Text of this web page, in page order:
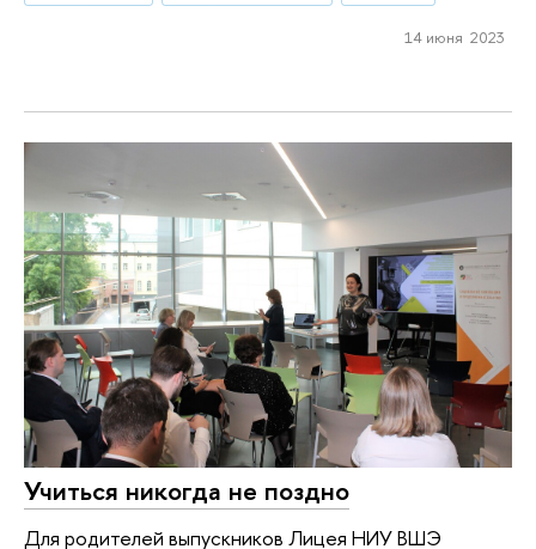
14 июня 2023
Учиться никогда не поздно
Для родителей выпускников Лицея НИУ ВШЭ